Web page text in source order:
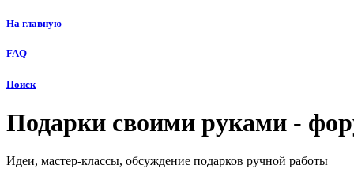
На главную
FAQ
Поиск
Подарки своими руками -
Идеи, мастер-классы, обсуждение подарков ручной работы